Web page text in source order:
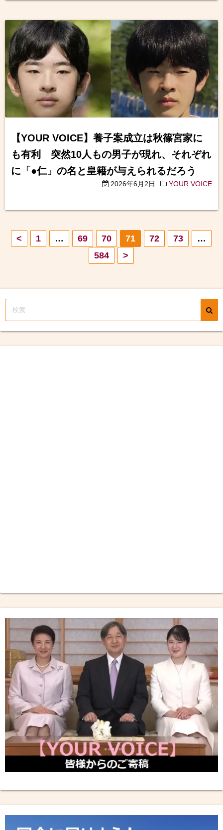
【YOUR VOICE】養子案成立は秋篠宮家に
も有利 突然10人もの男子が現れ、それぞれ
に「●仁」の名と皇籍が与えられるだろう
2026年6月2日 YOUR VOICE
ペ
ー
ジ
< 1 … 69 70 71 72 73
…
584
>